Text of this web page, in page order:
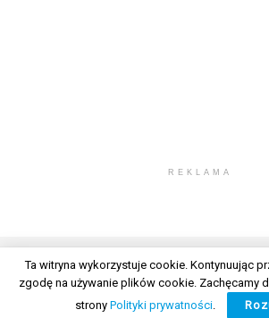
REKLAMA
© 2026 Wszelkie prawa zastrzeżone. Radio
Ta witryna wykorzystuje cookie. Kontynuując
zgodę na używanie plików cookie. Zachęcamy
strony Polityki prywatności.